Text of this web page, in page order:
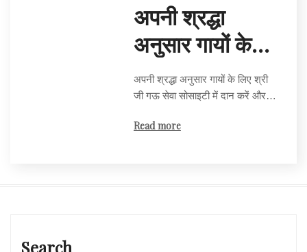
अपनी श्रद्धा
अनुसार गायों के
देख रेख के लिए
दान करें
अपनी श्रद्धा अनुसार गायों के लिए श्री
जी गऊ सेवा सोसाइटी में दान करें और…
Read more
Search